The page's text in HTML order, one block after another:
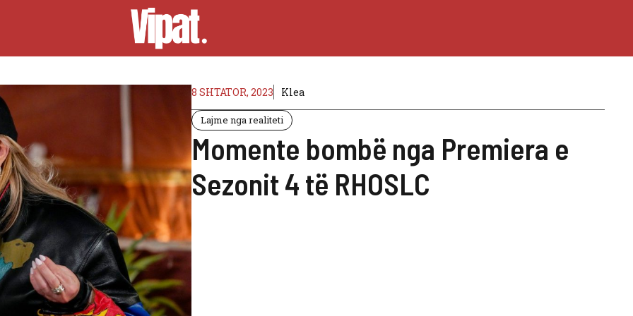
8 SHTATOR, 2023 Klea
Lajme nga realiteti
Momente bombë nga Premiera e
Sezonit 4 të RHOSLC